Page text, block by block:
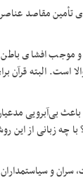
تأمین مقاصد
موجب افشای
است. البته
بی‌آبرویی
چه زبانی از
و